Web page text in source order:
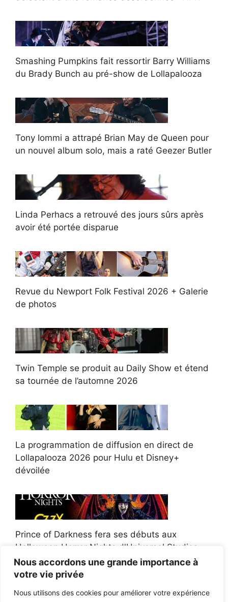
Nous accordons une grande importance à
votre vie privée
Nous utilisons des cookies pour améliorer votre expérience
Smashing Pumpkins fait ressortir Barry Williams
du Brady Bunch au pré-show de Lollapalooza
Tony Iommi a attrapé Brian May de Queen pour
un nouvel album solo, mais a raté Geezer Butler
Linda Perhacs a retrouvé des jours sûrs après
avoir été portée disparue
Revue du Newport Folk Festival 2026 + Galerie
de photos
Twin Temple se produit au Daily Show et étend
sa tournée de l’automne 2026
La programmation de diffusion en direct de
Lollapalooza 2026 pour Hulu et Disney+
dévoilée
Prince of Darkness fera ses débuts aux
Halloween Horror Nights d'Universal Studios